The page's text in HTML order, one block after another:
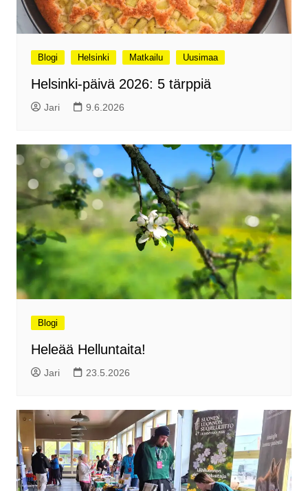
Blogi Helsinki Matkailu Uusimaa
Helsinki-päivä 2026: 5 tärppiä
Jari 9.6.2026
Blogi
Heleää Helluntaita!
Jari 23.5.2026